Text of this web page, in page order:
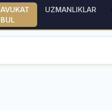
AVUKAT
BUL
UZMANLIKLAR